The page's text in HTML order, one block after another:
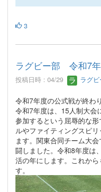
3
ラグビー部 令和7
投稿日時 : 04/29 ラグ
令和7年度の公式戦が終わ
令和7年度は、15人制大会
参加するという屈辱的な
ルやファイティングスピ
ます。関東合同チーム大
闘しました。令和8年度は
活の年にします。これか
す。